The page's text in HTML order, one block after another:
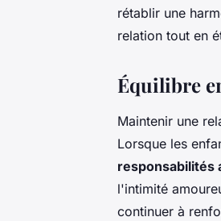
rétablir une
relation tout en
Équilibre
Maintenir une
Lorsque les
responsabilités
l'intimité
continuer à